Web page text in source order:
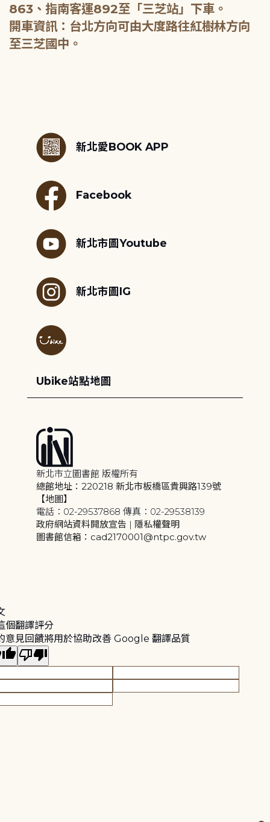
863、指南客運892至「三芝站」下車。
開車資訊：台北方向可由大度路往紅樹林方向
至三芝國中。
新北愛BOOK APP
Facebook
新北市圖Youtube
新北市圖IG
Ubike站點地圖
新北市立圖書館 版權所有
總館地址：220218 新北市板橋區貴興路139號
【地圖】
電話：02-29537868 傳真：02-29538139
政府網站資料開放宣告 | 隱私權聲明
圖書館信箱：cad2170001@ntpc.gov.tw
個翻譯評分
意見回饋將用於協助改善 Google 翻譯品質